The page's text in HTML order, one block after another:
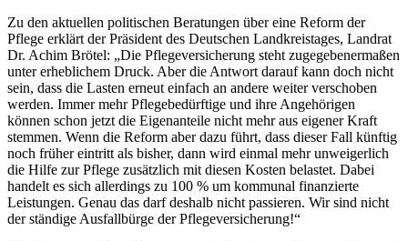
Zu den aktuellen politischen Beratungen über eine Reform der
Pflege erklärt der Präsident des Deutschen Landkreistages, Landrat
Dr. Achim Brötel: „Die Pflegeversicherung steht zugegebenermaßen
unter erheblichem Druck. Aber die Antwort darauf kann doch nicht
sein, dass die Lasten erneut einfach an andere weiter verschoben
werden. Immer mehr Pflegebedürftige und ihre Angehörigen
können schon jetzt die Eigenanteile nicht mehr aus eigener Kraft
stemmen. Wenn die Reform aber dazu führt, dass dieser Fall künftig
noch früher eintritt als bisher, dann wird einmal mehr unweigerlich
die Hilfe zur Pflege zusätzlich mit diesen Kosten belastet. Dabei
handelt es sich allerdings zu 100 % um kommunal finanzierte
Leistungen. Genau das darf deshalb nicht passieren. Wir sind nicht
der ständige Ausfallbürge der Pflegeversicherung!“